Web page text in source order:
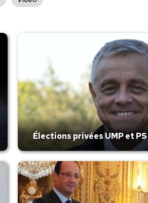
Élections privées UMP et PS